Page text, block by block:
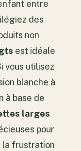
entre
des
non
est idéale
vous utilisez
blanche à
à base de
larges
pour
la frustration